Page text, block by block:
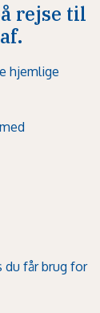
rejse til
hjemlige
du får brug for